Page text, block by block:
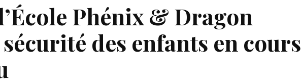
Phénix & Dragon
des enfants en cours